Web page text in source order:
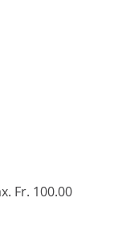
Fr. 100.00